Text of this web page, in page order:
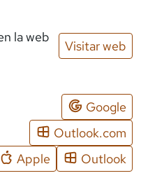
la web
Visitar web
Google
Outlook.com
Apple
Outlook